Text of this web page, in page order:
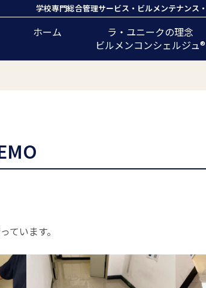
学校専門総合管理サービス ・ ビルメンテナンス ・
ホーム
ラ・ユニークの理念
ビルメンコンシェルジュ®️
ています。